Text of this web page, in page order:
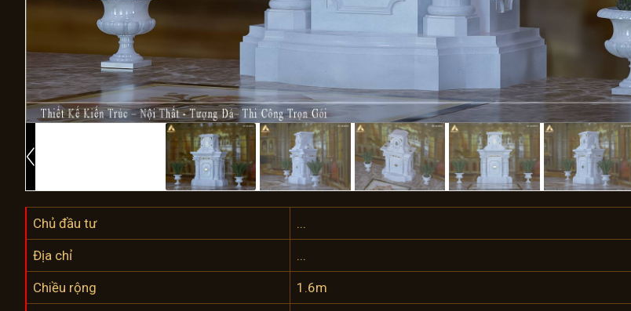
Chủ đầu tư ...
Địa chỉ ...
Chiều rộng 1.6m